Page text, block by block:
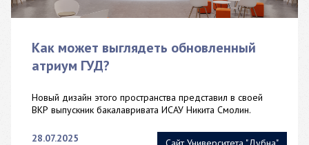
Как может выглядеть обновленный
атриум ГУД?
Новый дизайн этого пространства представил в своей
ВКР выпускник бакалавривата ИСАУ Никита Смолин.
28.07.2025